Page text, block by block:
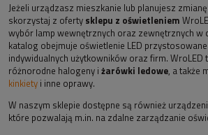
Jeżeli urządzasz mieszkanie lub planujesz
skorzystaj z oferty sklepu z oświetleniem
wybór lamp wewnętrznych oraz zewnętrznych w
katalog obejmuje oświetlenie LED
indywidualnych użytkowników oraz firm.
różnorodne halogeny i żarówki ledowe, a także
kinkiety i inne oprawy.
W naszym sklepie dostępne są również
które pozwalają m.in. na zdalne zarządzanie